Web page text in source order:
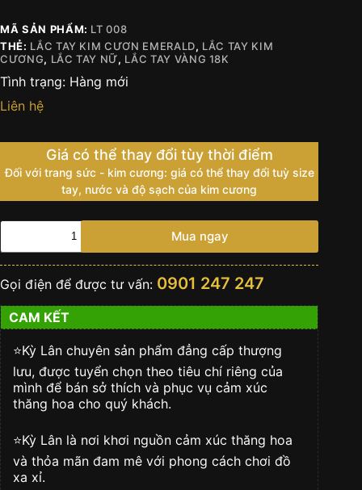
MÃ SẢN PHẨM: LT 008
THẺ: LẮC TAY KIM CƯƠN EMERALD, LẮC TAY KIM
CƯƠNG, LẮC TAY NỮ, LẮC TAY VÀNG 18K
Tình trạng: Hàng mới
Liên hệ
Giá có thể thay đổi tùy thời điểm
Đối với trang sức - kim cương: giá có thể thay đổi tuỳ size
tay, nước và độ sạch của kim cương
Lắc
vàng
khối
18k
Au750
đính
kim
cương
Emerald
số
lượng
Mua ngay
Gọi điện để được tư vấn: 0901 247 247
CAM KẾT
⭐️Kỳ Lân chuyên sản phẩm đẳng cấp thượng
lưu, được tuyển chọn theo tiêu chí riêng của
mình để bán sở thích và phục vụ cảm xúc
thăng hoa cho quý khách.
⭐️Kỳ Lân là nơi khơi nguồn cảm xúc thăng hoa
và thỏa mãn đam mê với phong cách chơi đồ
xa xỉ.